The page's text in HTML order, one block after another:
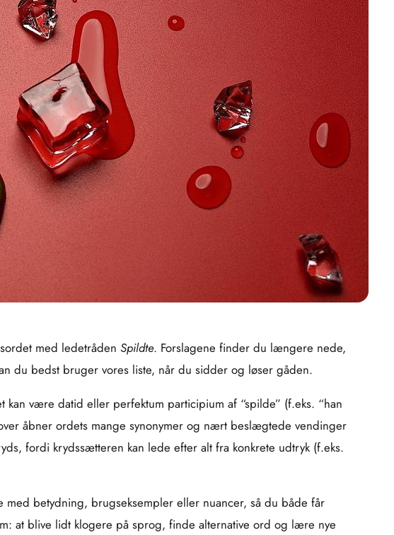
med ledetråden Spildte. Forslagene finder du længere nede,
du bedst bruger vores liste, når du sidder og løser gåden.
være datid eller perfektum participium af “spilde” (f.eks. “han
åbner ordets mange synonymer og nært beslægtede vendinger
fordi krydssætteren kan lede efter alt fra konkrete udtryk (f.eks.
med betydning, brugseksempler eller nuancer, så du både får
at blive lidt klogere på sprog, finde alternative ord og lære nye